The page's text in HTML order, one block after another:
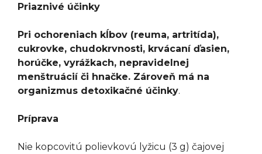
Priaznivé účinky
Pri ochoreniach kĺbov (reuma, artritída),
cukrovke, chudokrvnosti, krvácaní ďasien,
horúčke, vyrážkach, nepravidelnej
menštruácií či hnačke. Zároveň má na
organizmus detoxikačné účinky.
Príprava
Nie kopcovitú polievkovú lyžicu (3 g) čajovej